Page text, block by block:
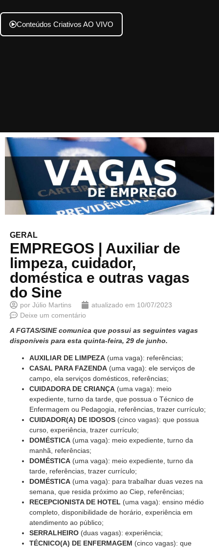
Conteúdos Criativos AO VIVO
GERAL
EMPREGOS | Auxiliar de
limpeza, cuidador,
doméstica e outras vagas
do Sine
por Júlio Martins atualizado em 10/07/2023
Deixe um comentário
A FGTAS/SINE comunica que possui as seguintes vagas
disponíveis para esta quinta-feira, 29 de junho.
AUXILIAR DE LIMPEZA (uma vaga): referências;
CASAL PARA FAZENDA (uma vaga): ele serviços de
campo, ela serviços domésticos, referências;
CUIDADORA DE CRIANÇA (uma vaga): meio
expediente, turno da tarde, que possua o Técnico de
Enfermagem ou Pedagogia, referências, trazer currículo;
CUIDADOR(A) DE IDOSOS (cinco vagas): que possua
curso, experiência, trazer currículo;
DOMÉSTICA (uma vaga): meio expediente, turno da
manhã, referências;
DOMÉSTICA (uma vaga): meio expediente, turno da
tarde, referências, trazer currículo;
DOMÉSTICA (uma vaga): para trabalhar duas vezes na
semana, que resida próximo ao Ciep, referências;
RECEPCIONISTA DE HOTEL (uma vaga): ensino médio
completo, disponibilidade de horário, experiência em
atendimento ao público;
SERRALHEIRO (duas vagas): experiência;
TÉCNICO(A) DE ENFERMAGEM (cinco vagas): que